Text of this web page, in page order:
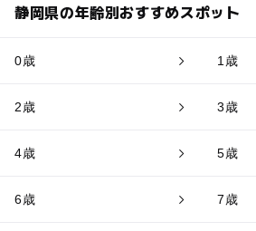
静岡県の年齢別おすすめスポット
0歳 1歳
2歳 3歳
4歳 5歳
6歳 7歳